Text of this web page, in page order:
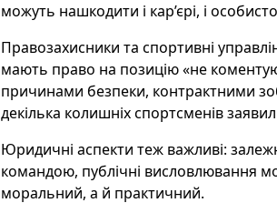
можуть нашкодити і кар’єрі, і
Правозахисники та спортивні
мають право на позицію «не
причинами безпеки, контрактними
декілька колишніх спортсменів
Юридичні аспекти теж важливі:
командою, публічні висловлювання
моральний, а й практичний.